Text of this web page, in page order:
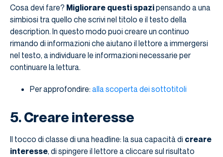
Cosa devi fare? Migliorare questi spazipensando a una
simbiosi tra quello che scrivi nel titolo e il testo della
description. In questo modo puoi creare un continuo
rimando di informazioni che aiutano il lettore a immergersi
nel testo, a individuare le informazioni necessarie per
continuare la lettura.
Per approfondire: alla scoperta dei sottotitoli
5. Creare interesse
Il tocco di classe di una headline: la sua capacità di creare
interesse, di spingere il lettore a cliccare sul risultato